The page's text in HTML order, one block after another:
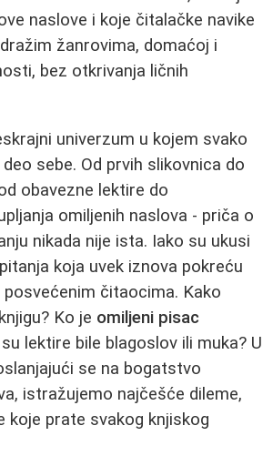
naslove i koje čitalačke navike
žanrovima, domaćoj i
bez otkrivanja ličnih
univerzum u kojem svako
sebe. Od prvih slikovnica do
obavezne lektire do
omiljenih naslova - priča o
nikada nije ista. Iako su ukusi
koja uvek iznova pokreću
čitaocima. Kako
Ko je omiljeni pisac
lektire bile blagoslov ili muka? U
se na bogatstvo
istražujemo najčešće dileme,
koje prate svakog knjiskog